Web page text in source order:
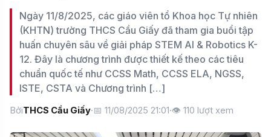
Ngày 11/8/2025, các giáo viên tổ Khoa học Tự nhiên
(KHTN) trường THCS Cầu Giấy đã tham gia buổi tập
huấn chuyên sâu về giải pháp STEM AI & Robotics K-
12. Đây là chương trình được thiết kế theo các tiêu
chuẩn quốc tế như CCSS Math, CCSS ELA, NGSS,
ISTE, CSTA và Chương trình […]
BởiTHCS Cầu Giấy·📅 11/08/2025 21:01·👁 110 lượt xem